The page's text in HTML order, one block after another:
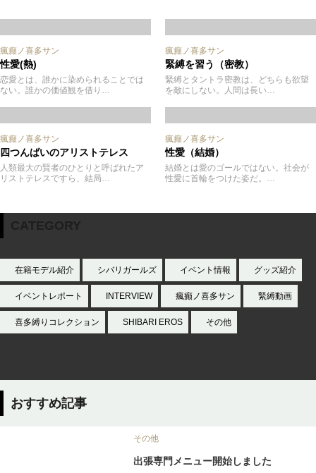
瘋癲ノ喜多サン
性愛(熱)
恋愛とは、誰かに染められることでは
ない。誰かの価値観を借り…
瘋癲ノ喜多サン
緊縛を習う（密教）
緊縛とタントラ密教は、どちらも欲望
を敵にしない。人間は長い…
瘋癲ノ喜多サン
四つんばいのアリストテレス
人類最大の賢者のひとりと呼ばれたア
リストテレスですら、結局…
瘋癲ノ喜多サン
性愛（結婚）
結婚とは愛のゴールではない。社会が
性愛に首輪をつけた姿だ。…
在籍モデル紹介 シバリガールズ イベント情報 グッズ紹介
イベントレポート INTERVIEW 瘋癲ノ喜多サン 緊縛動画
喜多縛りコレクション SHIBARI EROS その他
おすすめ記事
その他
出張専門メニュー開始しました